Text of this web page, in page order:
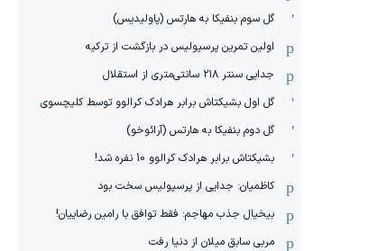
گل سوم بنفیکا به هارتس (پاولیدیس)
اولین تمرین پرسپولیس در بازگشت از ترکیه
جدایی سنتر ۲۱۸ سانتی‌متری از استقلال
گل اول بشیکتاش برابر هرادک کرالوو توسط کلیچسوی
گل دوم بنفیکا به هارتس (آرائوخو)
بشیکتاش برابر هرادک کرالوو 10 نفره شد!
کاظمیان: جدایی از پرسپولیس سخت بود
بیخیال جذب مهاجم: فقط توافق با رامین رضاییان!
مربی سابق میلان از دنیا رفت